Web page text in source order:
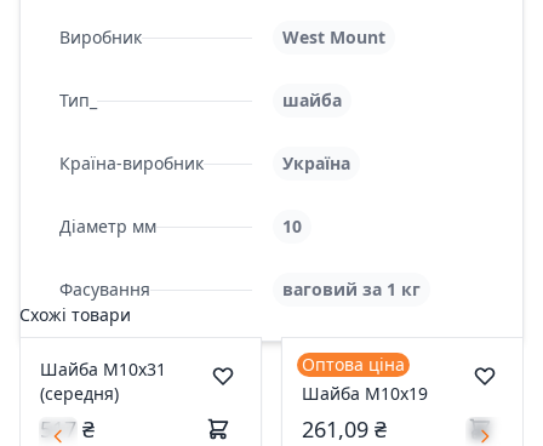
Виробник West Mount
Тип_ шайба
Країна-виробник Україна
Діаметр мм 10
Фасування
ваговий за 1 кг
Схожі товари
Шайба М10x31
(середня)
517 ₴
Оптова ціна
Шайба М10x19
261,09 ₴